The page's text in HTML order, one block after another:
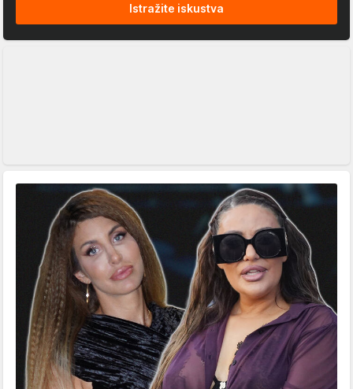
Istražite iskustva